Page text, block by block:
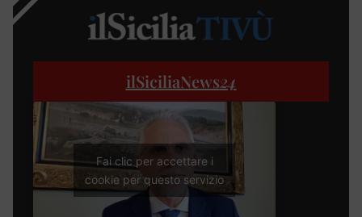
ilSiciliaNews24
Fai clic per accettare i
cookie per questo servizio